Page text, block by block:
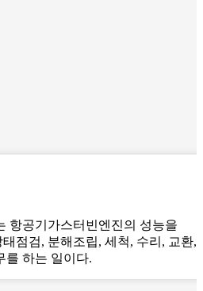
항공기가스터빈엔진의 성능을
점검, 분해조립, 세척, 수리, 교환,
를 하는 일이다.